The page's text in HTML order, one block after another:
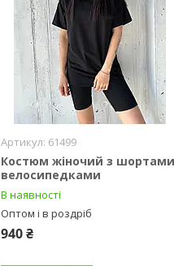
61499
Костюм жіночий з шортами
велосипедками
В наявності
Оптом і в роздріб
940 ₴